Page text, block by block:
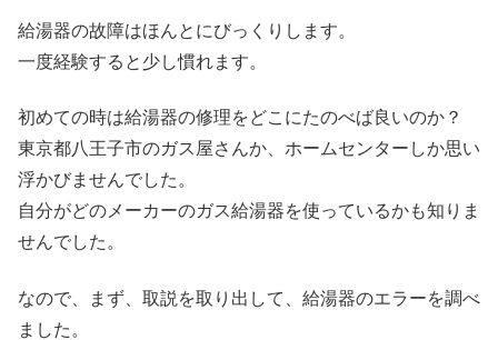
給湯器の故障はほんとにびっくりします。
一度経験すると少し慣れます。
初めての時は給湯器の修理をどこにたのべば良いのか？
東京都八王子市のガス屋さんか、ホームセンターしか思い
浮かびませんでした。
自分がどのメーカーのガス給湯器を使っているかも知りま
せんでした。
なので、まず、取説を取り出して、給湯器のエラーを調べ
ました。